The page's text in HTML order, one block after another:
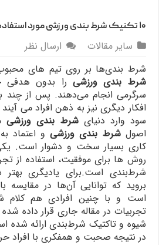
۱۰ تکنیک شرط‌ بندی ورزشی مورد استفاده افراد حرفه‌ای
سایر مقالات
ارسال نظر
شرط‌ بندی‌ها بر روی تیم های
شرط‌ بندی ورزشیرا بدون
سرگرمی انجام می‌دهند. پس از چند
افکار دیگری نیز به ذهن افراد می
سود وارد دنیایشرط‌ بندی ورزشی
اصولشرط‌ بندی ورزشیو اعتماد
کاری بسیار سخت و دشوار است.
روش ها برای موفقیت، استفاده از
شرط‌بندی است.برای یادیگری بهتر
بروید که توانایی آن‌ها در مقایسه
است و با چنین افرادی هم کلام
شیوه و تاکتیک شرط‌بندی ارائه شده
در نتیجه صحبت و همفکری با افراد